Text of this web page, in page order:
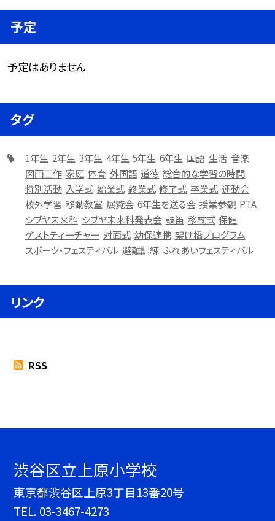
予定
予定はありません
タグ
1年生 2年生 3年生 4年生 5年生 6年生 国語 生活 音楽
図画工作 家庭 体育 外国語 道徳 総合的な学習の時間
特別活動 入学式 始業式 終業式 修了式 卒業式 運動会
校外学習 移動教室 展覧会 6年生を送る会 授業参観 PTA
シブヤ未来科 シブヤ未来科発表会 鼓笛 移杖式 保健
ゲストティーチャー 対面式 幼保連携 架け橋プログラム
スポーツ・フェスティバル 避難訓練 ふれあいフェスティバル
リンク
RSS
渋谷区立上原小学校
東京都渋谷区上原3丁目13番20号
TEL. 03-3467-4273